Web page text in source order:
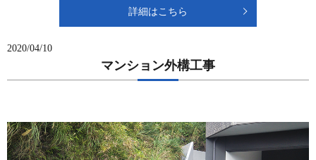
詳細はこちら
2020/04/10
マンション外構工事